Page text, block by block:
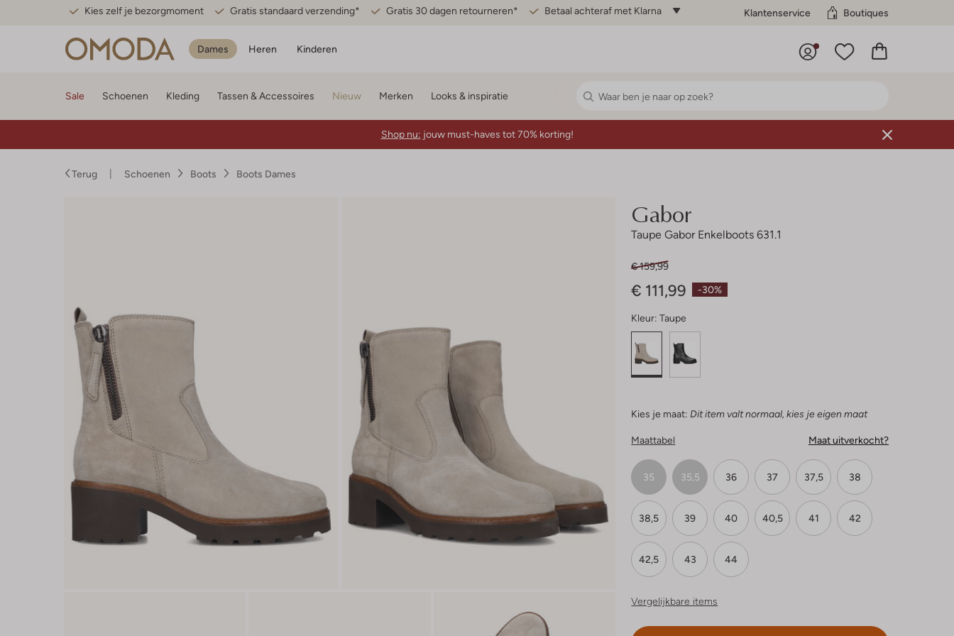
Kies zelf je bezorgmoment Gratis standaard verzending* Gratis 30 dagen retourneren* Betaal achteraf met Klarna Klantenservice Boutiques
Dames Heren Kinderen
Sale Schoenen Kleding Tassen & Accessoires Nieuw Merken Looks & inspiratie
Shop nu: jouw must-haves tot 70% korting!
Terug Schoenen Boots Boots Dames
Gabor
Taupe Gabor Enkelboots 631.1
-30%
€ 159,99
€ 111,99
Kleur: Taupe
Kies je maat: Dit item valt normaal, kies je eigen maat
Maattabel Maat uitverkocht?
35 35,5 36 37 37,5 38
38,5 39 40 40,5 41 42
42,5 43 44
Vergelijkbare items